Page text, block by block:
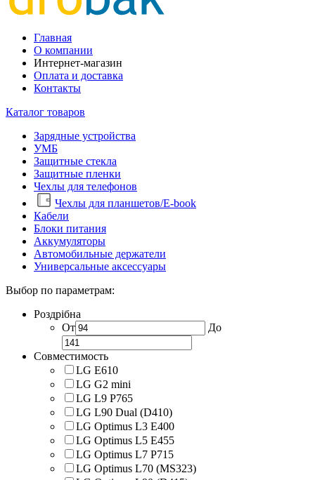
Главная
О компании
Интернет-магазин
Оплата и доставка
Контакты
Каталог товаров
Зарядные устройства
УМБ
Защитные стекла
Защитные пленки
Чехлы для телефонов
Чехлы для планшетов/E-book
Кабели
Блоки питания
Аккумуляторы
Автомобильные держатели
Универсальные аксессуары
Выбор по параметрам:
Роздрібна
От
До
Совместимость
LG E610
LG G2 mini
LG L9 P765
LG L90 Dual (D410)
LG Optimus L3 E400
LG Optimus L5 E455
LG Optimus L7 P715
LG Optimus L70 (MS323)